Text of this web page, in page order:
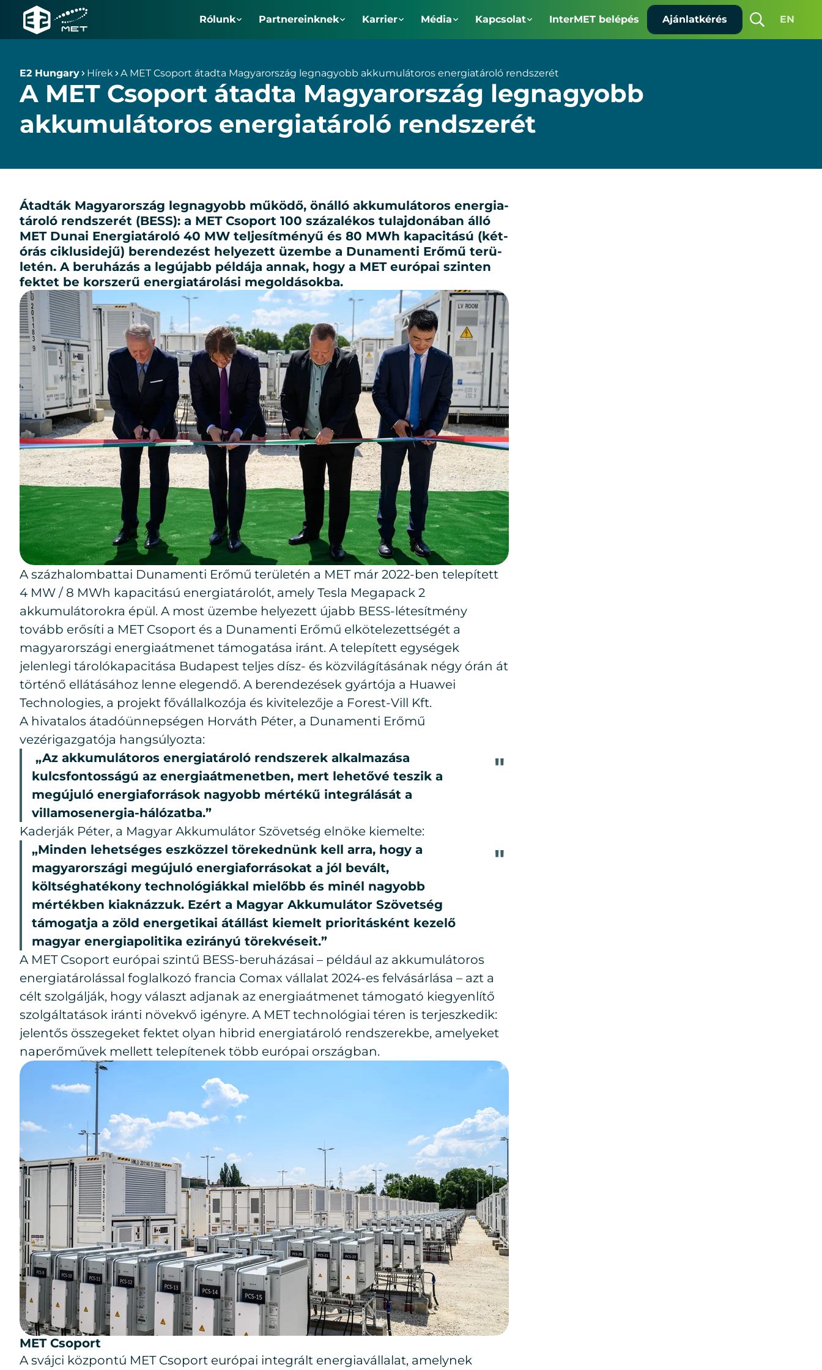
E2
Rólunk Partnereinknek Karrier Média Kapcsolat InterMET belépés
Ajánlatkérés
Keresés
EN
E2 Hungary Hírek A MET Csoport átadta Magyarország legnagyobb akkumulátoros energiatároló rendszerét
A MET Csoport átadta Magyarország legnagyobb
akkumulátoros energiatároló rendszerét
Átad­ták Ma­gyar­or­szág leg­na­gyobb mű­kö­dő, ön­ál­ló ak­ku­mu­lá­to­ros ener­gia­
tá­ro­ló rend­sze­rét (BESS): a MET Cso­port 100 szá­za­lé­kos tu­laj­do­ná­ban ál­ló
MET Du­nai Ener­gia­tá­ro­ló 40 MW tel­je­sít­mé­nyű és 80 MWh ka­pa­ci­tá­sú (két­
órás cik­lus­ide­jű) be­ren­de­zést he­lye­zett üzem­be a Du­na­men­ti Erő­mű te­rü­
le­tén. A be­ru­há­zás a leg­újabb pél­dá­ja an­nak, hogy a MET eu­ró­pai szin­ten
fek­tet be kor­sze­rű ener­gia­tá­ro­lá­si meg­ol­dá­sok­ba.
A százhalombattai Dunamenti Erőmű területén a MET már 2022-ben telepített
4 MW / 8 MWh kapacitású energiatárolót, amely Tesla Megapack 2
akkumulátorokra épül. A most üzembe helyezett újabb BESS-létesítmény
tovább erősíti a MET Csoport és a Dunamenti Erőmű elkötelezettségét a
magyarországi energiaátmenet támogatása iránt. A telepített egységek
jelenlegi tárolókapacitása Budapest teljes dísz- és közvilágításának négy órán át
történő ellátásához lenne elegendő. A berendezések gyártója a Huawei
Technologies, a projekt fővállalkozója és kivitelezője a Forest-Vill Kft.
A hivatalos átadóünnepségen Horváth Péter, a Dunamenti Erőmű
vezérigazgatója hangsúlyozta:
„Az akkumulátoros energiatároló rendszerek alkalmazása
kulcsfontosságú az energiaátmenetben, mert lehetővé teszik a
megújuló energiaforrások nagyobb mértékű integrálását a
villamosenergia-hálózatba.”
Kaderják Péter, a Magyar Akkumulátor Szövetség elnöke kiemelte:
„Minden lehetséges eszközzel törekednünk kell arra, hogy a
magyarországi megújuló energiaforrásokat a jól bevált,
költséghatékony technológiákkal mielőbb és minél nagyobb
mértékben kiaknázzuk. Ezért a Magyar Akkumulátor Szövetség
támogatja a zöld energetikai átállást kiemelt prioritásként kezelő
magyar energiapolitika ezirányú törekvéseit.”
A MET Csoport európai szintű BESS-beruházásai – például az akkumulátoros
energiatárolással foglalkozó francia Comax vállalat 2024-es felvásárlása – azt a
célt szolgálják, hogy választ adjanak az energiaátmenet támogató kiegyenlítő
szolgáltatások iránti növekvő igényre. A MET technológiai téren is terjeszkedik:
jelentős összegeket fektet olyan hibrid energiatároló rendszerekbe, amelyeket
naperőművek mellett telepítenek több európai országban.
MET Csoport
A svájci központú MET Csoport európai integrált energiavállalat, amelynek